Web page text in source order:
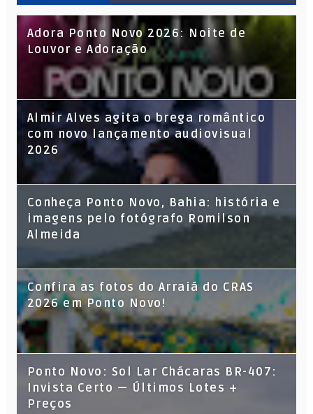
Adora Ponto Novo 2026: Noite de
Louvor e Adoração
Almir Alves agita o brega romântico
com novo lançamento audiovisual
2026
Conheça Ponto Novo, Bahia: história e
imagens pelo fotógrafo Romilson
Almeida
Confira as fotos do Arraiá do CRAS
2026 em Ponto Novo!
Ponto Novo: Sol Lar Chácaras BR-407:
Invista Certo — Últimos Lotes +
Preços